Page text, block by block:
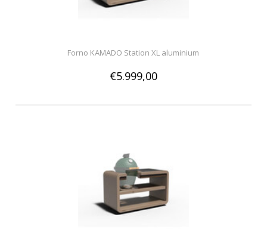
Forno KAMADO Station XL aluminium
€5.999,00